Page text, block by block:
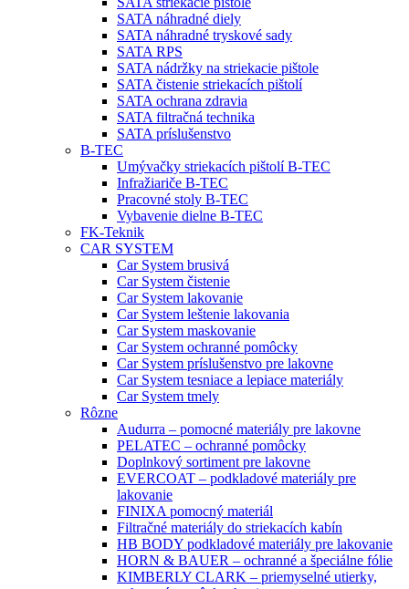
SATA náhradné diely
SATA náhradné tryskové sady
SATA RPS
SATA nádržky na striekacie pištole
SATA čistenie striekacích pištolí
SATA ochrana zdravia
SATA filtračná technika
SATA príslušenstvo
B-TEC
Umývačky striekacích pištolí B-TEC
Infražiariče B-TEC
Pracovné stoly B-TEC
Vybavenie dielne B-TEC
FK-Teknik
CAR SYSTEM
Car System brusivá
Car System čistenie
Car System lakovanie
Car System leštenie lakovania
Car System maskovanie
Car System ochranné pomôcky
Car System príslušenstvo pre lakovne
Car System tesniace a lepiace materiály
Car System tmely
Rôzne
Audurra – pomocné materiály pre lakovne
PELATEC – ochranné pomôcky
Doplnkový sortiment pre lakovne
EVERCOAT – podkladové materiály pre
lakovanie
FINIXA pomocný materiál
Filtračné materiály do striekacích kabín
HB BODY podkladové materiály pre lakovanie
HORN & BAUER – ochranné a špeciálne fólie
KIMBERLY CLARK – priemyselné utierky,